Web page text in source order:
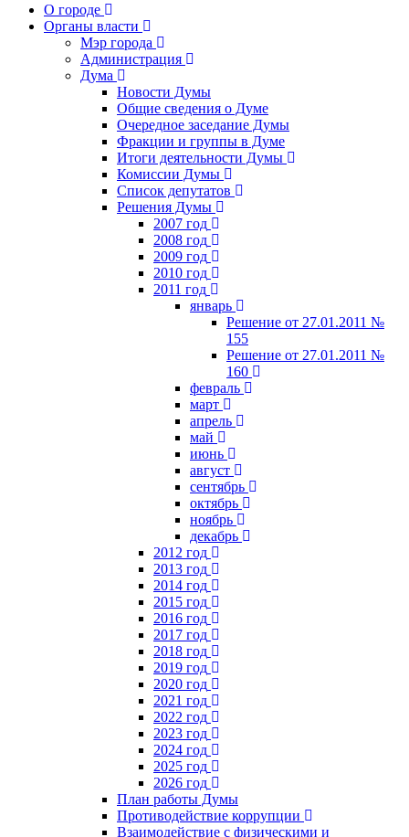
О городе
Органы власти
Мэр города
Администрация
Дума
Новости Думы
Общие сведения о Думе
Очередное заседание Думы
Фракции и группы в Думе
Итоги деятельности Думы
Комиссии Думы
Список депутатов
Решения Думы
2007 год
2008 год
2009 год
2010 год
2011 год
январь
Решение от 27.01.2011 №
155
Решение от 27.01.2011 №
160
февраль
март
апрель
май
июнь
август
сентябрь
октябрь
ноябрь
декабрь
2012 год
2013 год
2014 год
2015 год
2016 год
2017 год
2018 год
2019 год
2020 год
2021 год
2022 год
2023 год
2024 год
2025 год
2026 год
План работы Думы
Противодействие коррупции
Взаимодействие с физическими и